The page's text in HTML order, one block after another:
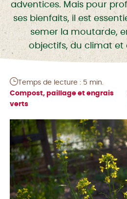
adventices. Mais pour
ses bienfaits, il est
semer la moutarde,
objectifs, du climat et
Temps de lecture : 5 min.
Compost, paillage et engrais
verts